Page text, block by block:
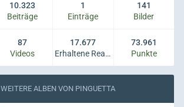
Beiträge
10.323
Einträge
1
Bilder
141
Videos
87
Erhaltene Reaktionen
17.677
Punkte
73.961
WEITERE ALBEN VON PINGUETTA